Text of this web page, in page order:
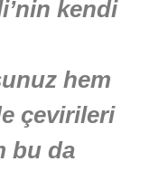
kendi
hem
çevirileri
bu da